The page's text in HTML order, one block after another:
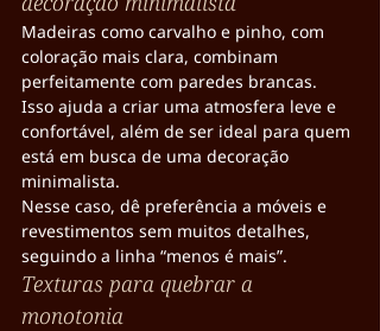
Madeiras como carvalho e pinho, com
coloração mais clara, combinam
perfeitamente com paredes brancas.
Isso ajuda a criar uma atmosfera leve e
confortável, além de ser ideal para quem
está em busca de uma decoração
minimalista.
Nesse caso, dê preferência a móveis e
revestimentos sem muitos detalhes,
seguindo a linha “menos é mais”.
Texturas para quebrar a
monotonia